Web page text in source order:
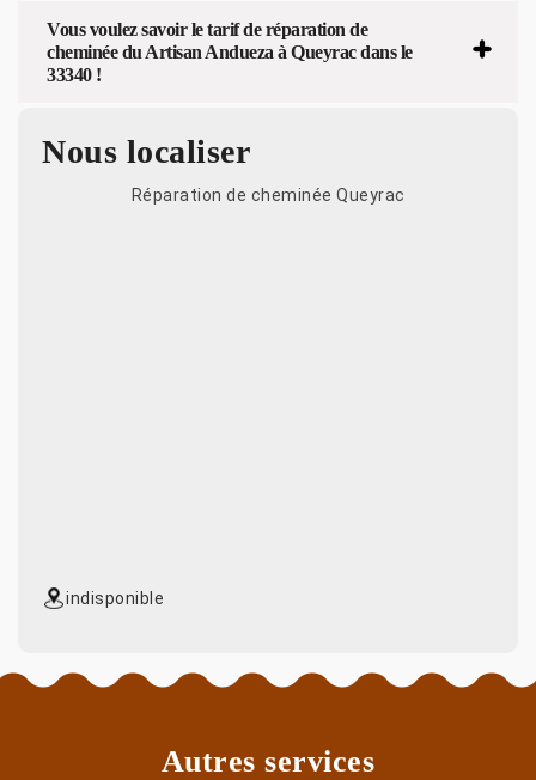
Vous voulez savoir le tarif de réparation de
cheminée du Artisan Andueza à Queyrac dans le
33340 !
Nous localiser
Réparation de cheminée Queyrac
indisponible
Autres services